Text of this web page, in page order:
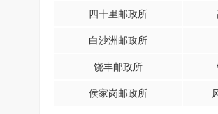
四十里邮政所
白沙洲邮政所
饶丰邮政所
侯家岗邮政所